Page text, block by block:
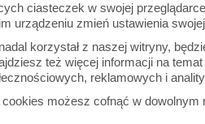
ciasteczek w swojej
urządzeniu zmień ustawienia
korzystał z naszej witryny,
też więcej informacji na
reklamowych i
możesz cofnąć w dowolnym